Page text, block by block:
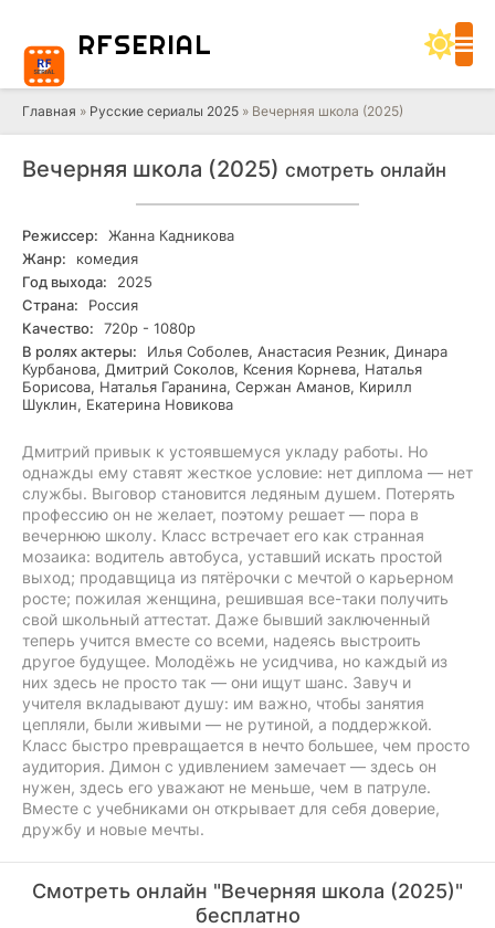
RFSERIAL
Главная » Русские сериалы 2025 » Вечерняя школа (2025)
Вечерняя школа (2025) смотреть онлайн
Режиссер:
Жанна Кадникова
Жанр:
комедия
Год выхода:
2025
Страна:
Россия
Качество:
720р - 1080р
В ролях актеры:
Илья Соболев, Анастасия Резник, Динара
Курбанова, Дмитрий Соколов, Ксения Корнева, Наталья
Борисова, Наталья Гаранина, Сержан Аманов, Кирилл
Шуклин, Екатерина Новикова
Дмитрий привык к устоявшемуся укладу работы. Но
однажды ему ставят жесткое условие: нет диплома — нет
службы. Выговор становится ледяным душем. Потерять
профессию он не желает, поэтому решает — пора в
вечернюю школу. Класс встречает его как странная
мозаика: водитель автобуса, уставший искать простой
выход; продавщица из пятёрочки с мечтой о карьерном
росте; пожилая женщина, решившая все-таки получить
свой школьный аттестат. Даже бывший заключенный
теперь учится вместе со всеми, надеясь выстроить
другое будущее. Молодёжь не усидчива, но каждый из
них здесь не просто так — они ищут шанс. Завуч и
учителя вкладывают душу: им важно, чтобы занятия
цепляли, были живыми — не рутиной, а поддержкой.
Класс быстро превращается в нечто большее, чем просто
аудитория. Димон с удивлением замечает — здесь он
нужен, здесь его уважают не меньше, чем в патруле.
Вместе с учебниками он открывает для себя доверие,
дружбу и новые мечты.
Смотреть онлайн "Вечерняя школа (2025)"
бесплатно